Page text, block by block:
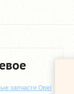
запчасти Opel